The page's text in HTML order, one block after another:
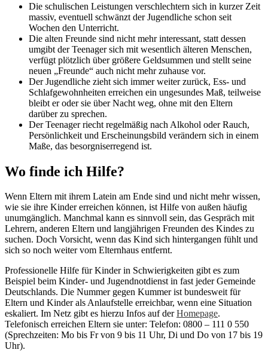
Die schulischen Leistungen verschlechtern sich in kurzer Zeit
massiv, eventuell schwänzt der Jugendliche schon seit
Wochen den Unterricht.
Die alten Freunde sind nicht mehr interessant, statt dessen
umgibt der Teenager sich mit wesentlich älteren Menschen,
verfügt plötzlich über größere Geldsummen und stellt seine
neuen „Freunde“ auch nicht mehr zuhause vor.
Der Jugendliche zieht sich immer weiter zurück, Ess- und
Schlafgewohnheiten erreichen ein ungesundes Maß, teilweise
bleibt er oder sie über Nacht weg, ohne mit den Eltern
darüber zu sprechen.
Der Teenager riecht regelmäßig nach Alkohol oder Rauch,
Persönlichkeit und Erscheinungsbild verändern sich in einem
Maße, das besorgniserregend ist.
Wo finde ich Hilfe?
Wenn Eltern mit ihrem Latein am Ende sind und nicht mehr wissen,
wie sie ihre Kinder erreichen können, ist Hilfe von außen häufig
unumgänglich. Manchmal kann es sinnvoll sein, das Gespräch mit
Lehrern, anderen Eltern und langjährigen Freunden des Kindes zu
suchen. Doch Vorsicht, wenn das Kind sich hintergangen fühlt und
sich so noch weiter vom Elternhaus entfernt.
Professionelle Hilfe für Kinder in Schwierigkeiten gibt es zum
Beispiel beim Kinder- und Jugendnotdienst in fast jeder Gemeinde
Deutschlands. Die Nummer gegen Kummer ist bundesweit für
Eltern und Kinder als Anlaufstelle erreichbar, wenn eine Situation
eskaliert. Im Netz gibt es hierzu Infos auf derHomepage.
Telefonisch erreichen Eltern sie unter: Telefon: 0800 – 111 0 550
(Sprechzeiten: Mo bis Fr von 9 bis 11 Uhr, Di und Do von 17 bis 19
Uhr).